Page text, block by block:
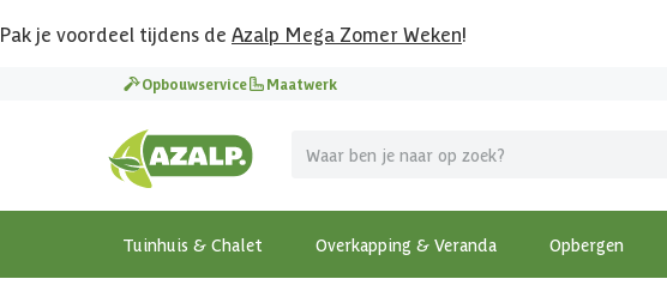
Pak je voordeel tijdens de Azalp Mega Zomer Weken!
Opbouwservice Maatwerk
Tuinhuis & Chalet Overkapping & Veranda Opbergen
Vier vakantie in je tuin
MEGA zomer kortingen op overkappingen en tuinhuizen!
Bekijk de actiemodellen
Gratis wandplankset
Ontdek onze metalen overkappingen